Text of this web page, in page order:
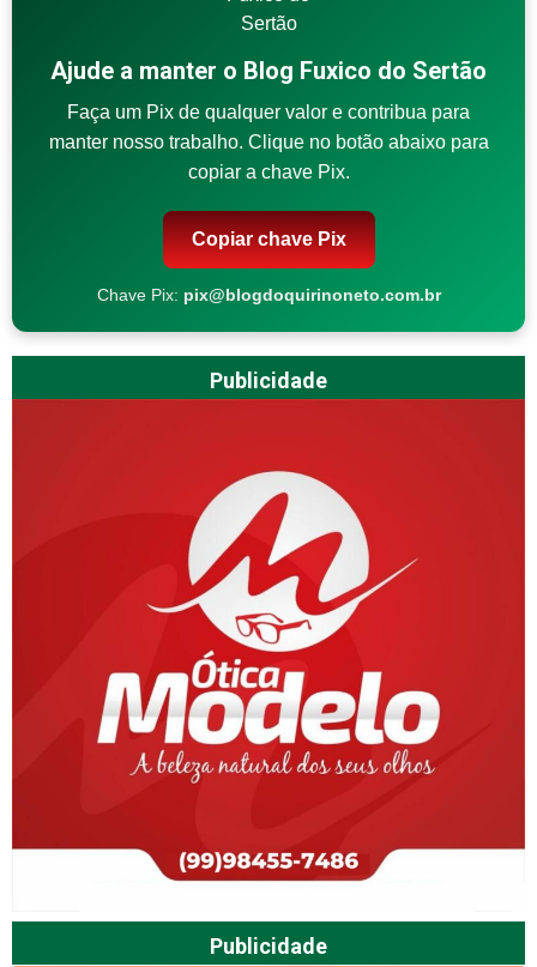
Ajude a manter o Blog Fuxico do Sertão
Faça um Pix de qualquer valor e contribua para
manter nosso trabalho. Clique no botão abaixo para
copiar a chave Pix.
Copiar chave Pix
Chave Pix: pix@blogdoquirinoneto.com.br
Publicidade
Publicidade